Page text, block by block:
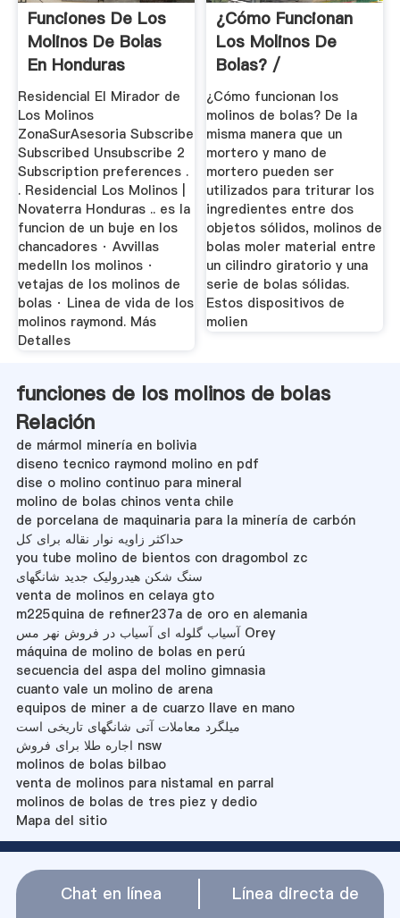
Funciones De Los
Molinos De Bolas
En Honduras
Residencial El Mirador de
Los Molinos
ZonaSurAsesoria Subscribe
Subscribed Unsubscribe 2
Subscription preferences .
. Residencial Los Molinos |
Novaterra Honduras .. es la
funcion de un buje en los
chancadores · Avvillas
medelln los molinos ·
vetajas de los molinos de
bolas · Linea de vida de los
molinos raymond. Más
Detalles
¿Cómo Funcionan
Los Molinos De
Bolas? /
¿Cómo funcionan los
molinos de bolas? De la
misma manera que un
mortero y mano de
mortero pueden ser
utilizados para triturar los
ingredientes entre dos
objetos sólidos, molinos de
bolas moler material entre
un cilindro giratorio y una
serie de bolas sólidas.
Estos dispositivos de
molien
funciones de los molinos de bolas
Relación
de mármol minería en bolivia
diseno tecnico raymond molino en pdf
dise o molino continuo para mineral
molino de bolas chinos venta chile
de porcelana de maquinaria para la minería de carbón
حداکثر زاویه نوار نقاله برای کل
you tube molino de bientos con dragombol zc
سنگ شکن هیدرولیک جدید شانگهای
venta de molinos en celaya gto
m225quina de refiner237a de oro en alemania
آسیاب گلوله ای آسیاب در فروش نهر مس Orey
máquina de molino de bolas en perú
secuencia del aspa del molino gimnasia
cuanto vale un molino de arena
equipos de miner a de cuarzo llave en mano
میلگرد معاملات آتی شانگهای تاریخی است
اجاره طلا برای فروش nsw
molinos de bolas bilbao
venta de molinos para nistamal en parral
molinos de bolas de tres piez y dedio
Mapa del sitio
Chat en línea
Línea directa de